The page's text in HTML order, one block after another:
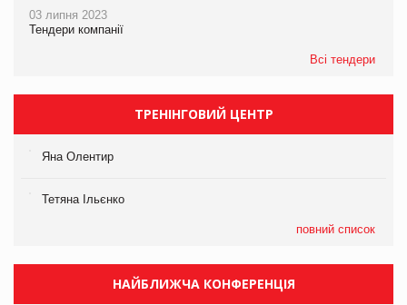
03 липня 2023
Тендери компанії
Всі тендери
ТРЕНІНГОВИЙ ЦЕНТР
Яна Олентир
Тетяна Ільєнко
повний список
НАЙБЛИЖЧА КОНФЕРЕНЦІЯ